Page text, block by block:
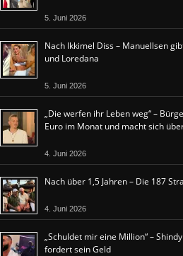
5. Juni 2026
Nach Ikkimel Diss – Manuellsen
und Loredana
5. Juni 2026
„Die werfen ihr Leben weg“ –
Euro im Monat und macht sich
4. Juni 2026
Nach über 1,5 Jahren – Die 187
4. Juni 2026
„Schuldet mir eine Million“ –
fordert sein Geld